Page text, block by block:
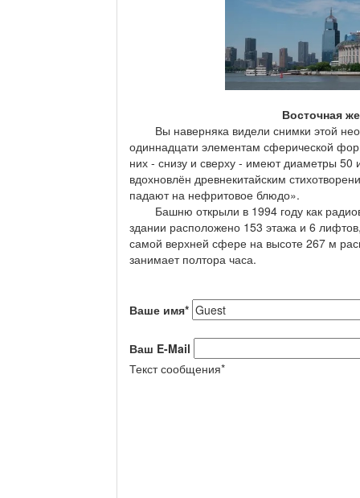
Восточная
Вы наверняка видели снимки этой
одиннадцати элементам сферической
них - снизу и сверху - имеют диаметры 50
вдохновлён древнекитайским
падают на нефритовое блюдо».
Башню открыли в 1994 году как
здании расположено 153 этажа и 6
самой верхней сфере на высоте 267 м
занимает полтора часа.
Ваше имя*
Ваш E-Mail
Текст сообщения*